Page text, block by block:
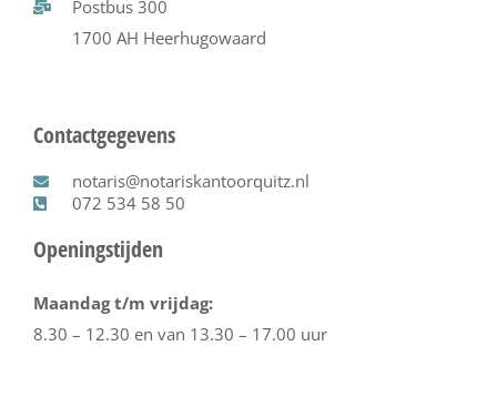
Postbus 300
1700 AH Heerhugowaard
Contactgegevens
notaris@notariskantoorquitz.nl
072 534 58 50
Openingstijden
Maandag t/m vrijdag:
8.30 – 12.30 en van 13.30 – 17.00 uur